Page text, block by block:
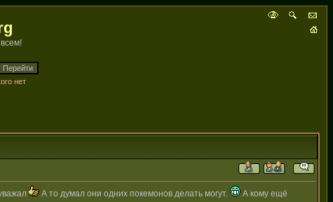
нет
А то думал они одних покемонов делать могут.
А кому ещё